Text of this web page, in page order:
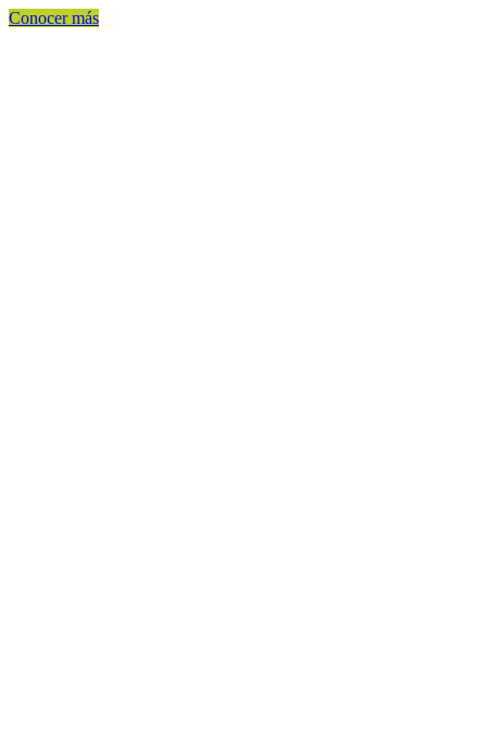
Conocer más